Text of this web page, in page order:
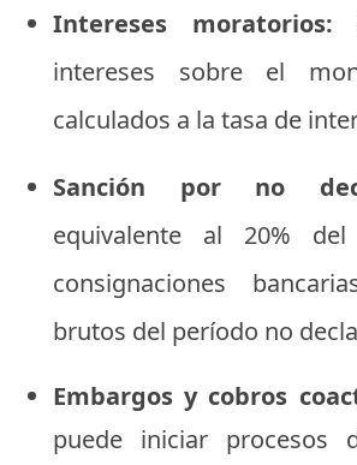
Intereses moratorios:
intereses sobre el
calculados a la tasa de
Sanción por no
equivalente al 20%
consignaciones
brutos del período no
Embargos y cobros
puede iniciar procesos